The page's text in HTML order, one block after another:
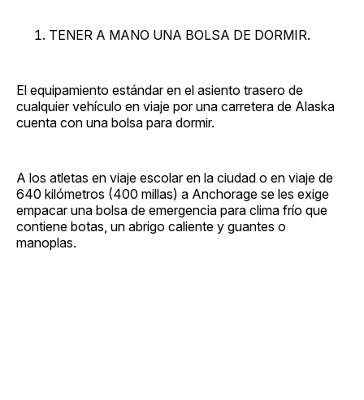
TENER A MANO UNA BOLSA DE DORMIR.
El equipamiento estándar en el asiento trasero de
cualquier vehículo en viaje por una carretera de Alaska
cuenta con una bolsa para dormir.
A los atletas en viaje escolar en la ciudad o en viaje de
640 kilómetros (400 millas) a Anchorage se les exige
empacar una bolsa de emergencia para clima frío que
contiene botas, un abrigo caliente y guantes o
manoplas.